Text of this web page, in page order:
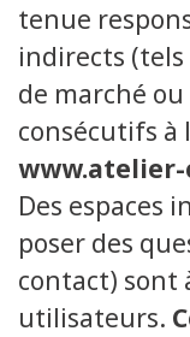
tenue
indirects (tels
de marché ou
consécutifs à
Des espaces
poser des
contact) sont
utilisateurs.